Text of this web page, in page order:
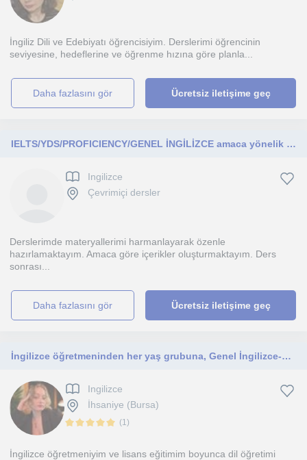
İngiliz Dili ve Edebiyatı öğrencisiyim. Derslerimi öğrencinin
seviyesine, hedeflerine ve öğrenme hızına göre planla...
daha fazlasını gör Ücretsiz iletişime geç
IELTS/YDS/PROFICIENCY/GENEL İNGİLİZCE amaca yönelik online etkin dersler vermekteyim.
Ingilizce
Çevrimiçi dersler
Derslerimde materyallerimi harmanlayarak özenle
hazırlamaktayım. Amaca göre içerikler oluşturmaktayım. Ders
sonrası...
daha fazlasını gör Ücretsiz iletişime geç
İngilizce öğretmeninden her yaş grubuna, Genel İngilizce-Sınav İngilizcesi(YDT,YDS,IELTS, TOEFL) dersleri
Ingilizce
İhsaniye (Bursa)
(1)
İngilizce öğretmeniyim ve lisans eğitimim boyunca dil öğretimi